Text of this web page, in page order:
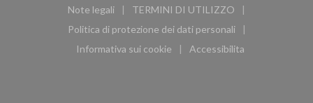
Note legali
((apre una nuova finestra))
TERMINI DI UTILIZZO
((apre una nuova finestra))
Politica di protezione dei dati personali
((apre una nuova finestra))
Informativa sui cookie
((apre una nuova finestra))
Accessibilita